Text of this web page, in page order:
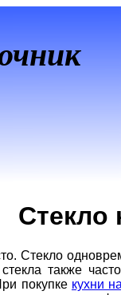
Стекло
Стекло
также
покупке кухни